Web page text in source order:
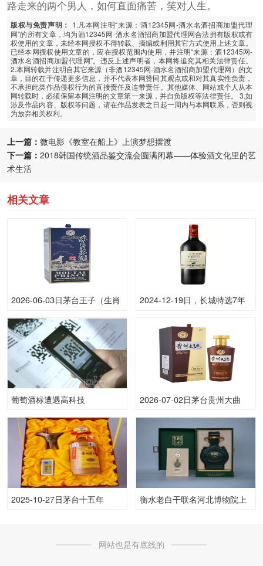
路走来的两个男人，如何直面痛苦，笑对人生。
版权与免责声明： 1.凡本网注明“来源：酒12345网-酒水名酒招商加盟代理
网”的所有文章，均为酒12345网-酒水名酒招商加盟代理网合法拥有版权或有
权使用的文章，未经本网授权不得转载、摘编或利用其它方式使用上述文章。
已经本网授权使用文章的，应在授权范围内使用，并注明“来源：酒12345网-
酒水名酒招商加盟代理网”。违反上述声明者，本网将追究其相关法律责任。
2.本网转载并注明自其它来源（非酒12345网-酒水名酒招商加盟代理网）的文
章，目的在于传递更多信息，并不代表本网赞同其观点或和对其真实性负责，
不承担此类作品侵权行为的直接责任及连带责任。其他媒体、网站或个人从本
网转载时，必须保留本网注明的文章第一来源，并自负版权等法律责任。 3.如
涉及作品内容、版权等问题，请在作品发表之日起一周内与本网联系，否则视
为放弃相关权利。
上一篇： 微电影《教室在船上》上演梦想摆渡
下一篇： 2018韩国传统酒品鉴交流会圆满闭幕——体验酒文化里的艺
术生活
相关文章
2026-06-03日茅台王子（生肖
瓶，下跌 45元
2024-12-19日，长城特选7年
酒每瓶的价格是多少呢？
葡萄酒标遭遇高科技
2026-07-02日茅台贵州大曲
（80年）53.00度酒价格为130
一瓶，下跌 5元
2025-10-27日茅台十五年
衡水老白干联名河北博物院上
网站也是有底线的